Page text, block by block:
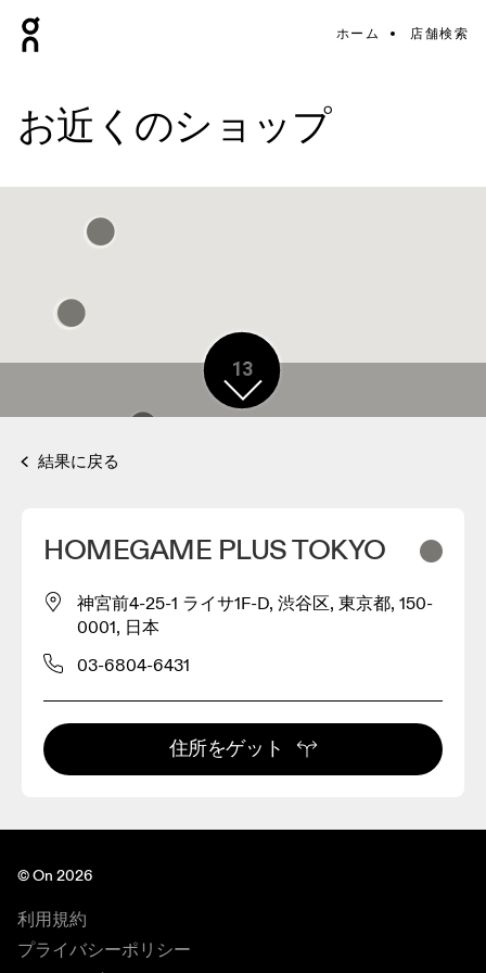
ホーム 店舗検索
お近くのショップ
13
13
13
結果に戻る
HOMEGAME PLUS TOKYO
神宮前4-25-1 ライサ1F-D, 渋谷区, 東京都, 150-
0001, 日本
03-6804-6431
住所をゲット
© On 2026
利用規約
プライバシーポリシー